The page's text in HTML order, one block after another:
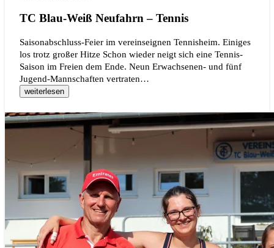
TC Blau-Weiß Neufahrn – Tennis
Saisonabschluss-Feier im vereinseignen Tennisheim. Einiges
los trotz großer Hitze Schon wieder neigt sich eine Tennis-
Saison im Freien dem Ende. Neun Erwachsenen- und fünf
Jugend-Mannschaften vertraten…
weiterlesen